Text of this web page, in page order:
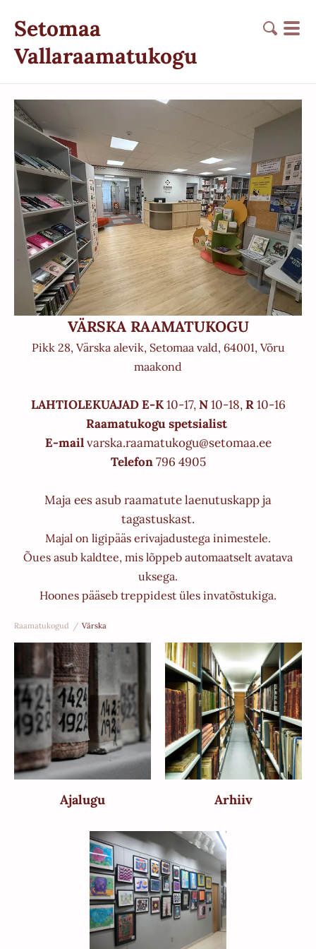
Setomaa
Vallaraamatukogu
VÄRSKA RAAMATUKOGU
Pikk 28, Värska alevik, Setomaa vald, 64001, Võru
maakond
LAHTIOLEKUAJAD E-K10-17,N10-18,R10-16
Raamatukogu spetsialist
E-mailvarska.raamatukogu@setomaa.ee
Telefon796 4905
Maja ees asub raamatute laenutuskapp ja
tagastuskast.
Majal on ligipääs erivajadustega inimestele.
Õues asub kaldtee, mis lõppeb automaatselt avatava
uksega.
Hoones pääseb treppidest üles invatõstukiga.
Raamatukogud / Värska
Ajalugu Arhiiv